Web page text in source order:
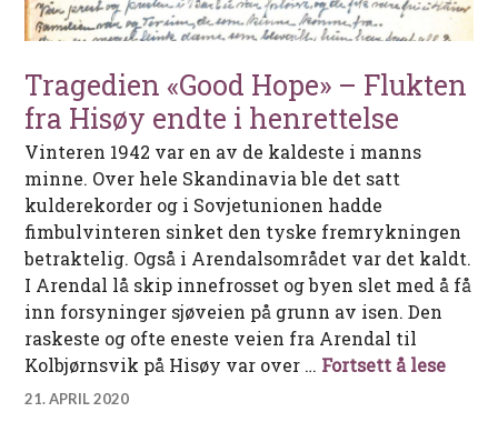
Tragedien «Good Hope» – Flukten
fra Hisøy endte i henrettelse
Vinteren 1942 var en av de kaldeste i manns
minne. Over hele Skandinavia ble det satt
kulderekorder og i Sovjetunionen hadde
fimbulvinteren sinket den tyske fremrykningen
betraktelig. Også i Arendalsområdet var det kaldt.
I Arendal lå skip innefrosset og byen slet med å få
inn forsyninger sjøveien på grunn av isen. Den
raskeste og ofte eneste veien fra Arendal til
Kolbjørnsvik på Hisøy var over … Fortsett å lese
21. APRIL 2020